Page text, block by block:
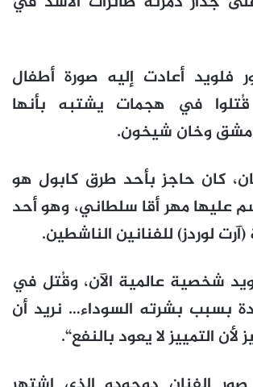
فلويد أعادت إليه صورة أطفال
قُتلوا في هجمات يشتبه بأنها
وخان شيخون.
كان حاجز بأحد طرق كابول هو
عليها مهر أقا سلطاني، وهو أحد
لوردز) للفنانين الناشطين.
شخصية عالمية الآن، وقُتل في
بسبب بشرته السوداء… نريد أن
لأن التمييز لا يعود بالنفع“.